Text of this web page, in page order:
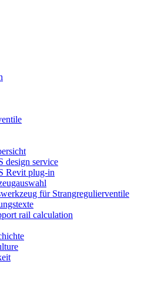
design service
Revit plug-in
für Strangregulierventile
rail calculation